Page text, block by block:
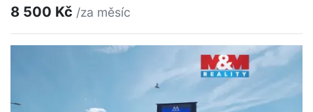
8 500 Kč /za měsíc